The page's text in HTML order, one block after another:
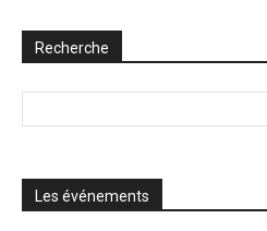
Recherche
Les événements